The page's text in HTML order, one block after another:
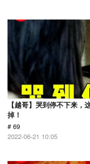
【越哥】哭到停不下来
掉！
# 69
2022-06-21 10:05